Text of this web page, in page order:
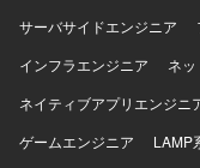
サーバサイドエンジニア
インフラエンジニア
ネ
ネイティブアプリエンジニ
ゲームエンジニア
LAMP